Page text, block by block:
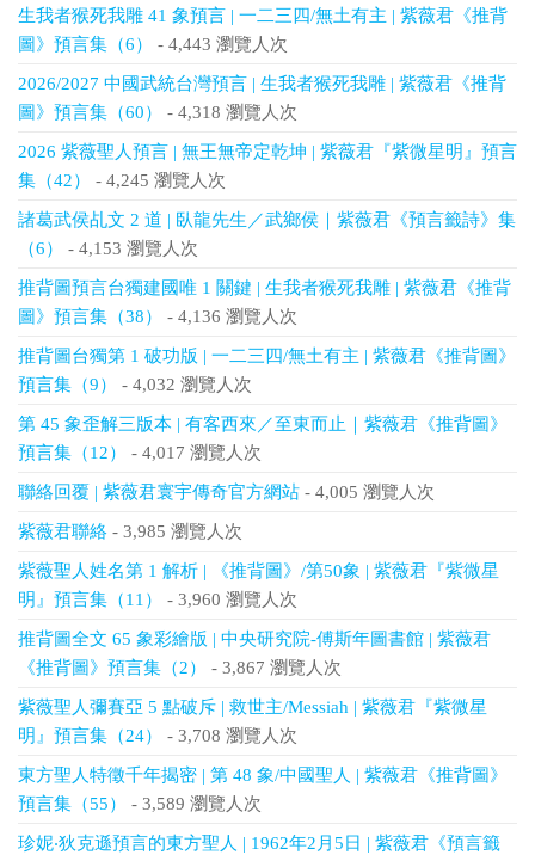
生我者猴死我雕 41 象預言 | 一二三四/無土有主 | 紫薇君《推背
圖》預言集（6）
- 4,443 瀏覽人次
2026/2027 中國武統台灣預言 | 生我者猴死我雕 | 紫薇君《推背
圖》預言集（60）
- 4,318 瀏覽人次
2026 紫薇聖人預言 | 無王無帝定乾坤 | 紫薇君『紫微星明』預言
集（42）
- 4,245 瀏覽人次
諸葛武侯乩文 2 道 | 臥龍先生／武鄉侯｜紫薇君《預言籤詩》集
（6）
- 4,153 瀏覽人次
推背圖預言台獨建國唯 1 關鍵 | 生我者猴死我雕 | 紫薇君《推背
圖》預言集（38）
- 4,136 瀏覽人次
推背圖台獨第 1 破功版 | 一二三四/無土有主 | 紫薇君《推背圖》
預言集（9）
- 4,032 瀏覽人次
第 45 象歪解三版本 | 有客西來／至東而止｜紫薇君《推背圖》
預言集（12）
- 4,017 瀏覽人次
聯絡回覆 | 紫薇君寰宇傳奇官方網站 - 4,005 瀏覽人次
紫薇君聯絡 - 3,985 瀏覽人次
紫薇聖人姓名第 1 解析 | 《推背圖》/第50象 | 紫薇君『紫微星
明』預言集（11）
- 3,960 瀏覽人次
推背圖全文 65 象彩繪版 | 中央研究院-傅斯年圖書館 | 紫薇君
《推背圖》預言集（2）
- 3,867 瀏覽人次
紫薇聖人彌賽亞 5 點破斥 | 救世主/Messiah | 紫薇君『紫微星
明』預言集（24）
- 3,708 瀏覽人次
東方聖人特徵千年揭密 | 第 48 象/中國聖人 | 紫薇君《推背圖》
預言集（55）
- 3,589 瀏覽人次
珍妮‧狄克遜預言的東方聖人 | 1962年2月5日 | 紫薇君《預言籤